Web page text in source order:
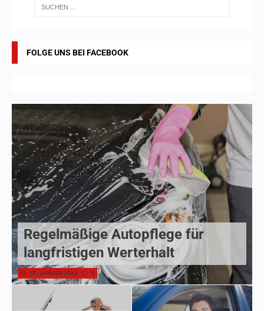
FOLGE UNS BEI FACEBOOK
Regelmäßige Autopflege für
langfristigen Werterhalt
18. JANUAR 2023 0